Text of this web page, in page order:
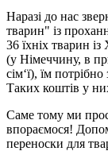
Наразі до нас
тварин" із
36 їхніх тварин
(у Німеччину, в
сім‘ї), їм
Таких коштів у
Саме тому ми
впораємося!
переноски для